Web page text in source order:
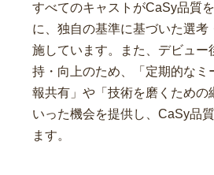
すべてのキャストがCaSy品質
に、独自の基準に基づいた選考
施しています。また、デビュー
持・向上のため、「定期的なミ
報共有」や「技術を磨くための
いった機会を提供し、CaSy品
ます。